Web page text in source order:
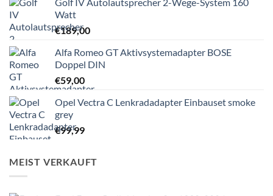
Watt
€189,00
Alfa Romeo GT Aktivsystemadapter BOSE
Doppel DIN
€59,00
Opel Vectra C Lenkradadapter Einbauset smoke
grey
€99,99
MEIST VERKAUFT